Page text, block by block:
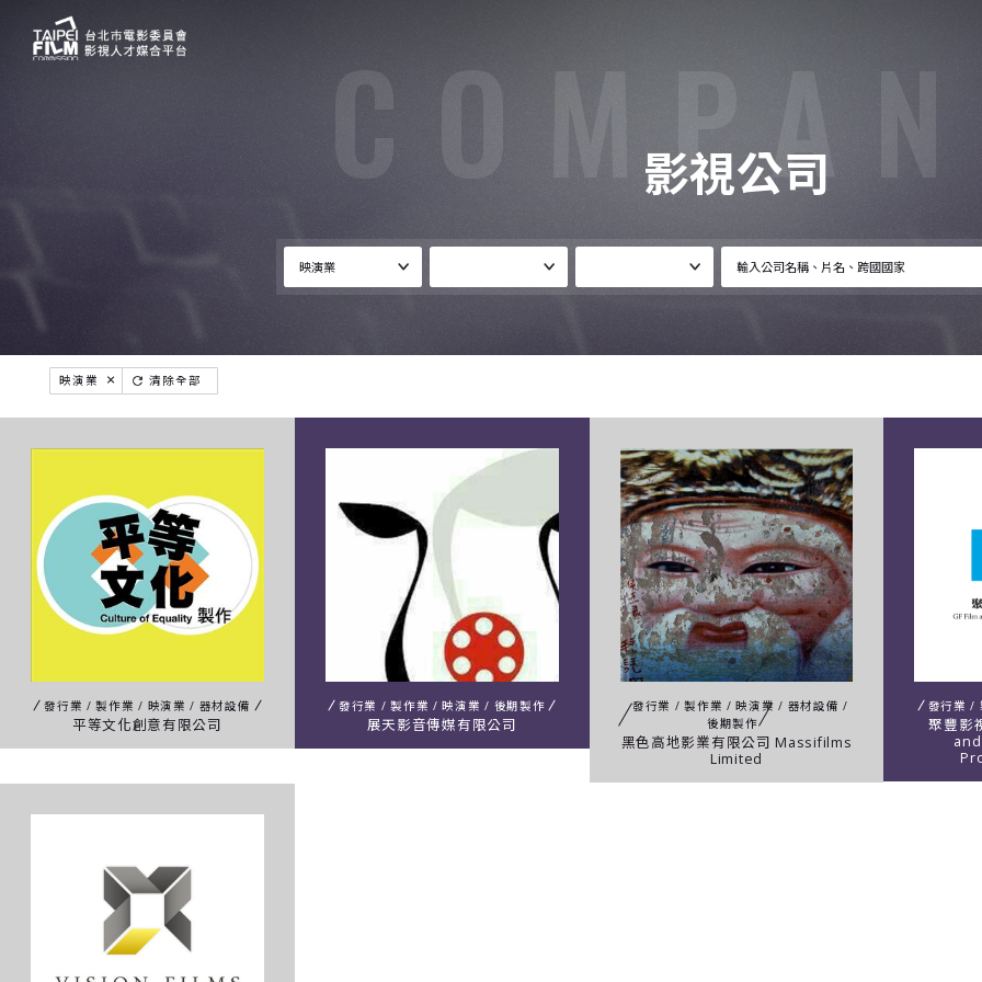
影視公司
映演業 清除全部
發行業 / 製作業 / 映演業 / 器材設備
平等文化創意有限公司
發行業 / 製作業 / 映演業 / 後期製作
展天影音傳媒有限公司
發行業 / 製作業 / 映演業 / 器材設備 /
後期製作
黑色高地影業有限公司 Massifilms
Limited
發行業 /
聚豐影